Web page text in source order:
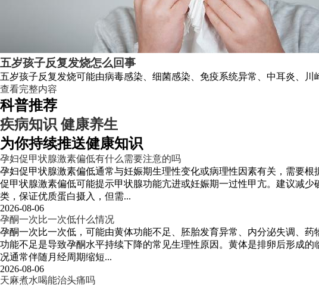
五岁孩子反复发烧怎么回事
五岁孩子反复发烧可能由病毒感染、细菌感染、免疫系统异常、中耳炎、
查看完整内容
科普推荐
疾病知识 健康养生
为你持续推送健康知识
孕妇促甲状腺激素偏低有什么需要注意的吗
孕妇促甲状腺激素偏低通常与妊娠期生理性变化或病理性因素有关，需要
促甲状腺激素偏低可能提示甲状腺功能亢进或妊娠期一过性甲亢。建议减
类，保证优质蛋白摄入，但需...
2026-08-06
孕酮一次比一次低什么情况
孕酮一次比一次低，可能由黄体功能不足、胚胎发育异常、内分泌失调、
功能不足是导致孕酮水平持续下降的常见生理性原因。黄体是排卵后形成
况通常伴随月经周期缩短...
2026-08-06
天麻煮水喝能治头痛吗